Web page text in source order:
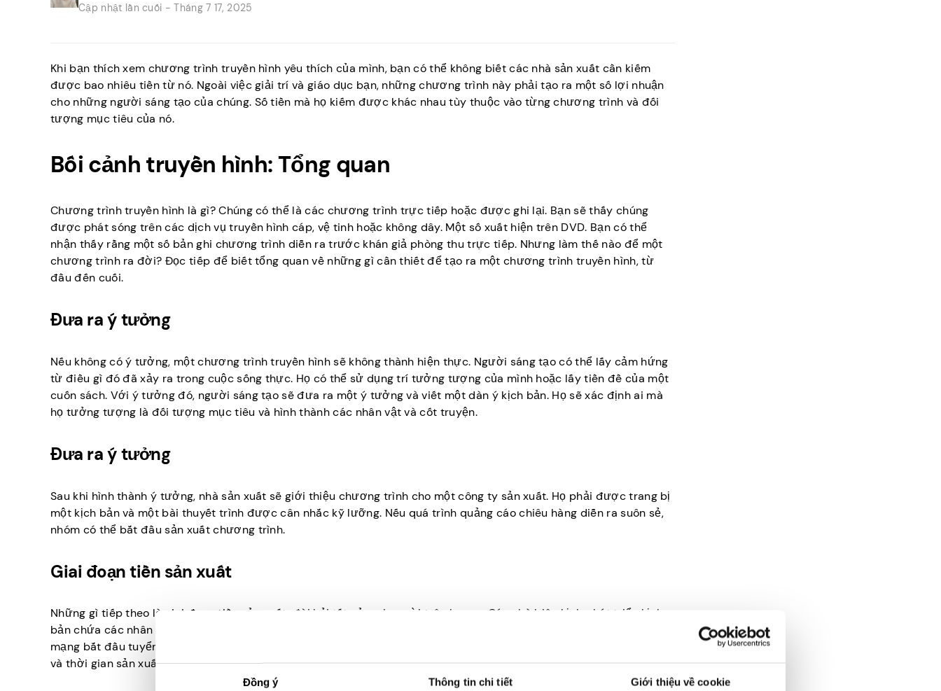
Đồng ý Thông tin chi tiết Giới thiệu về cookie
Cập nhật lần cuối - Tháng 7 17, 2025
Khi bạn thích xem chương trình truyền hình yêu thích của mình, bạn có thể không biết các nhà sản xuất cần kiếm
được bao nhiêu tiền từ nó. Ngoài việc giải trí và giáo dục bạn, những chương trình này phải tạo ra một số lợi nhuận
cho những người sáng tạo của chúng. Số tiền mà họ kiếm được khác nhau tùy thuộc vào từng chương trình và đối
tượng mục tiêu của nó.
Bối cảnh truyền hình: Tổng quan
Chương trình truyền hình là gì? Chúng có thể là các chương trình trực tiếp hoặc được ghi lại. Bạn sẽ thấy chúng
được phát sóng trên các dịch vụ truyền hình cáp, vệ tinh hoặc không dây. Một số xuất hiện trên DVD. Bạn có thể
nhận thấy rằng một số bản ghi chương trình diễn ra trước khán giả phòng thu trực tiếp. Nhưng làm thế nào để một
chương trình ra đời? Đọc tiếp để biết tổng quan về những gì cần thiết để tạo ra một chương trình truyền hình, từ
đầu đến cuối.
Đưa ra ý tưởng
Nếu không có ý tưởng, một chương trình truyền hình sẽ không thành hiện thực. Người sáng tạo có thể lấy cảm hứng
từ điều gì đó đã xảy ra trong cuộc sống thực. Họ có thể sử dụng trí tưởng tượng của mình hoặc lấy tiền đề của một
cuốn sách. Với ý tưởng đó, người sáng tạo sẽ đưa ra một ý tưởng và viết một dàn ý kịch bản. Họ sẽ xác định ai mà
họ tưởng tượng là đối tượng mục tiêu và hình thành các nhân vật và cốt truyện.
Đưa ra ý tưởng
Sau khi hình thành ý tưởng, nhà sản xuất sẽ giới thiệu chương trình cho một công ty sản xuất. Họ phải được trang bị
một kịch bản và một bài thuyết trình được cân nhắc kỹ lưỡng. Nếu quá trình quảng cáo chiêu hàng diễn ra suôn sẻ,
nhóm có thể bắt đầu sản xuất chương trình.
Giai đoạn tiền sản xuất
Những gì tiếp theo là giai đoạn tiền sản xuất, đòi hỏi tất cả mọi người trên boong. Các nhà biên kịch phát triển kịch
bản chứa các nhân vật, lời thoại và cốt truyện cho mỗi tập. Tiếp theo, các nhà sản xuất hoặc quan chức công ty
mạng bắt đầu tuyển diễn viên, tìm đạo diễn và quyết định địa điểm quay. Lúc này, nhóm nên lên kế hoạch ngân sách
và thời gian sản xuất.